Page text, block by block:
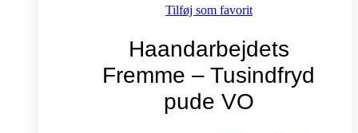
Tilføj som favorit
Haandarbejdets
Fremme – Tusindfryd
pude VO